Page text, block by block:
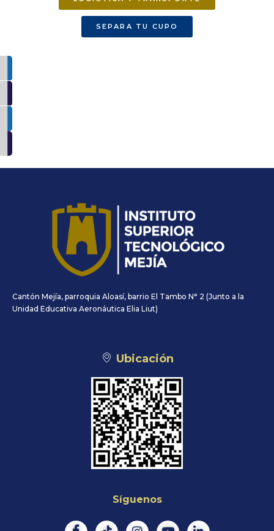
SEPARA TU CUPO
Cantón Mejía, parroquia Aloasí, barrio El Tambo N° 2 (Junto a la
Unidad Educativa Aeronáutica Elia Liut)
Ubicación
Síguenos